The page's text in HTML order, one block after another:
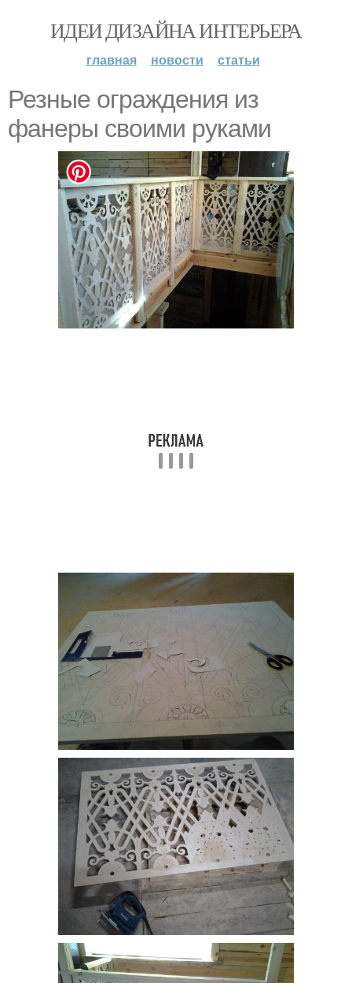
ИДЕИ ДИЗАЙНА ИНТЕРЬЕРА
главная новости статьи
Резные ограждения из
фанеры своими руками